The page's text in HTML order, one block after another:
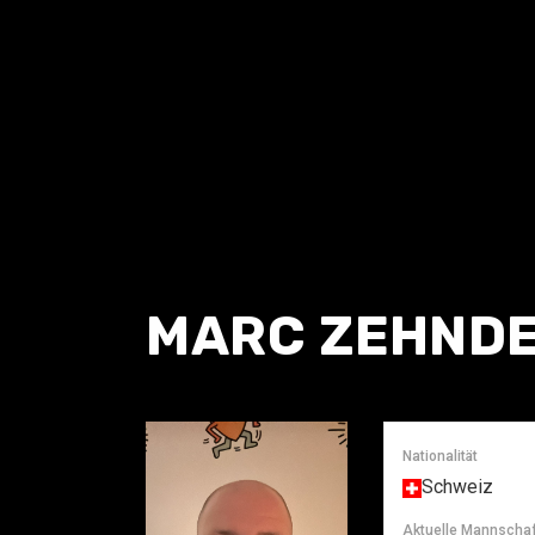
MARC
Nationalität
Schweiz
Aktuelle